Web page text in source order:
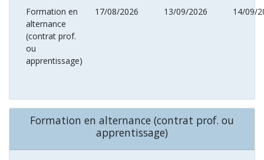
Formation en
alternance
(contrat prof.
ou
apprentissage)
17/08/2026 13/09/2026 14/09/
Formation en alternance (contrat prof. ou
apprentissage)